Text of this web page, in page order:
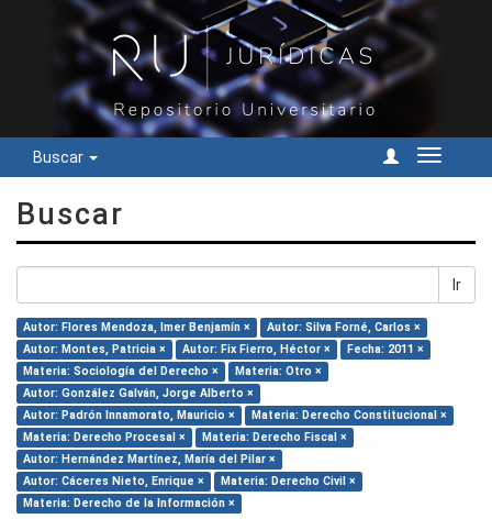
Buscar
Cambiar
Buscar
Ir
Autor: Flores Mendoza, Imer Benjamín ×
Autor: Silva Forné, Carlos ×
Autor: Montes, Patricia ×
Autor: Fix Fierro, Héctor ×
Fecha: 2011 ×
Materia: Sociología del Derecho ×
Materia: Otro ×
Autor: González Galván, Jorge Alberto ×
Autor: Padrón Innamorato, Mauricio ×
Materia: Derecho Constitucional ×
Materia: Derecho Procesal ×
Materia: Derecho Fiscal ×
Autor: Hernández Martínez, María del Pilar ×
Autor: Cáceres Nieto, Enrique ×
Materia: Derecho Civil ×
Materia: Derecho de la Información ×